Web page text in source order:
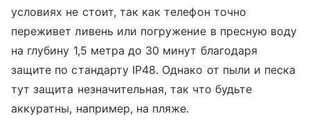
условиях не стоит, так как телефон точно
переживет ливень или погружение в пресную воду
на глубину 1,5 метра до 30 минут благодаря
защите по стандарту IP48. Однако от пыли и песка
тут защита незначительная, так что будьте
аккуратны, например, на пляже.